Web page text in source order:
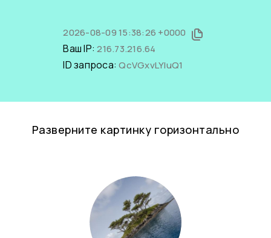
2026-08-09 15:38:26 +0000
Ваш IP:216.73.216.64
ID запроса:QcVGxvLYIuQ1
Разверните картинку горизонтально